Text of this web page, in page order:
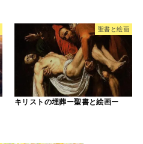
聖書と絵画
キリストの埋葬ー聖書と絵画ー